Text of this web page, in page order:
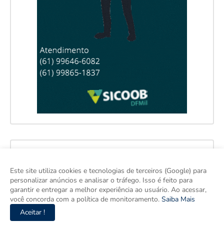
Este site utiliza cookies e tecnologias de terceiros (Google) para
personalizar anúncios e analisar o tráfego. Isso é feito para
garantir e entregar a melhor experiência ao usuário. Ao acessar,
você concorda com a política de monitoramento. Saiba Mais
Aceitar !